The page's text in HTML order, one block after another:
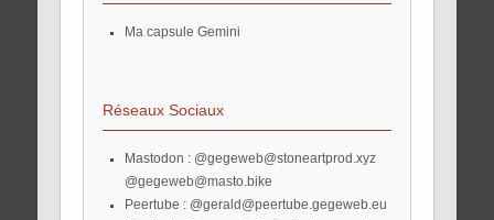
Ma capsule Gemini
Réseaux Sociaux
Mastodon : @gegeweb@stoneartprod.xyz
@gegeweb@masto.bike
Peertube : @gerald@peertube.gegeweb.eu